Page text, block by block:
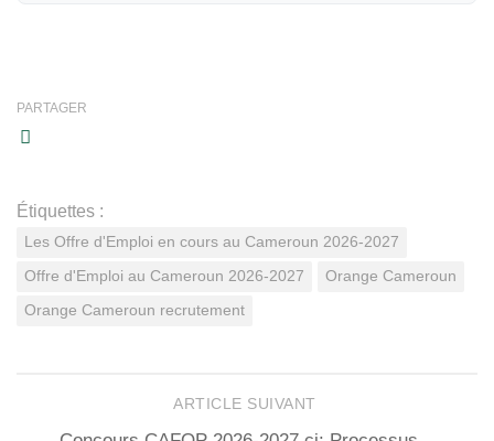
PARTAGER
Étiquettes :
Les Offre d'Emploi en cours au Cameroun 2026-2027
Offre d'Emploi au Cameroun 2026-2027 Orange Cameroun
Orange Cameroun recrutement
ARTICLE SUIVANT